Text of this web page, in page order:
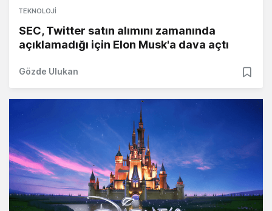
TEKNOLOJI
SEC, Twitter satın alımını zamanında
açıklamadığı için Elon Musk'a dava açtı
Gözde Ulukan